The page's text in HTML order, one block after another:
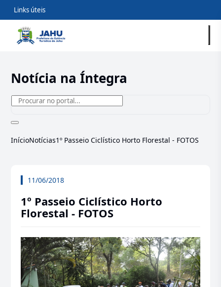
Links úteis
Notícia na Íntegra
InícioNotícias1º Passeio Ciclístico Horto Florestal - FOTOS
11/06/2018
1º Passeio Ciclístico Horto
Florestal - FOTOS